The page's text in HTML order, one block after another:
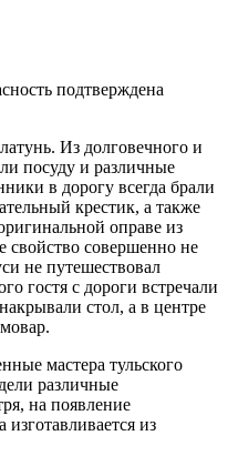
подтверждена
Из долговечного и
посуду и различные
в дорогу всегда брали
крестик, а также
оправе из
свойство совершенно не
не путешествовал
гостя с дороги встречали
стол, а в центре
мастера тульского
различные
на появление
изготавливается из